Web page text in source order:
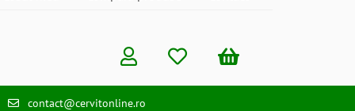
contact@cervitonline.ro